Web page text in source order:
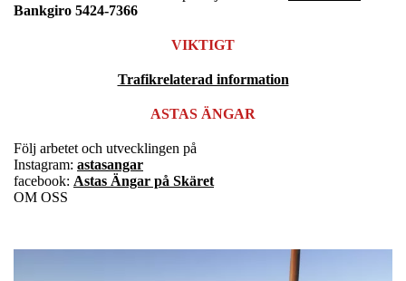
Bankgiro 5424-7366
VIKTIGT
Trafikrelaterad information
ASTAS ÄNGAR
Följ arbetet och utvecklingen på
Instagram: astasangar
facebook: Astas Ängar på Skäret
OM OSS